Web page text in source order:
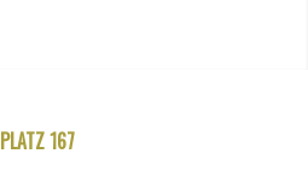
PLATZ 167